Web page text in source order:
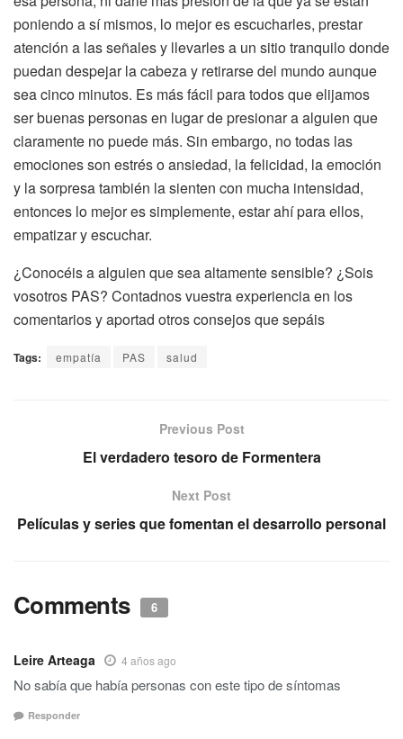
poniendo a sí mismos, lo mejor es escucharles, prestar
atención a las señales y llevarles a un sitio tranquilo donde
puedan despejar la cabeza y retirarse del mundo aunque
sea cinco minutos. Es más fácil para todos que elijamos
ser buenas personas en lugar de presionar a alguien que
claramente no puede más. Sin embargo, no todas las
emociones son estrés o ansiedad, la felicidad, la emoción
y la sorpresa también la sienten con mucha intensidad,
entonces lo mejor es simplemente, estar ahí para ellos,
empatizar y escuchar.
¿Conocéis a alguien que sea altamente sensible? ¿Sois
vosotros PAS? Contadnos vuestra experiencia en los
comentarios y aportad otros consejos que sepáis
Tags: empatía PAS salud
Previous Post
El verdadero tesoro de Formentera
Next Post
Películas y series que fomentan el desarrollo personal
Comments 6
Leire Arteaga 4 años ago
No sabía que había personas con este tipo de síntomas
Responder